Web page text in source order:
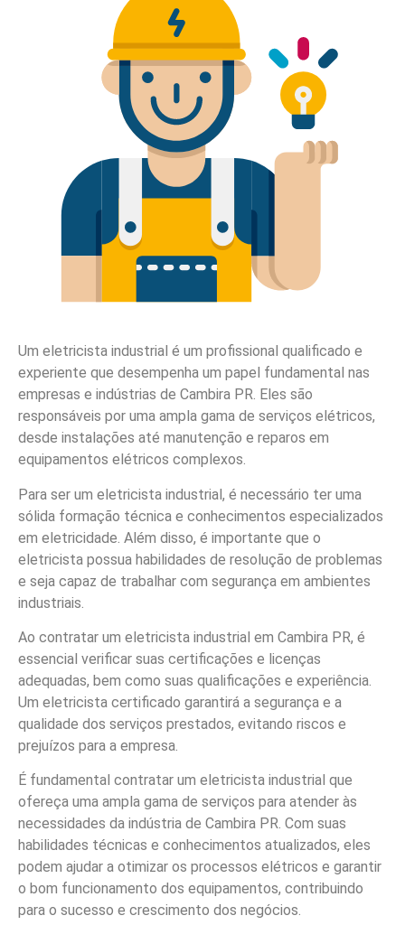
Um eletricista industrial é um profissional qualificado e
experiente que desempenha um papel fundamental nas
empresas e indústrias de Cambira PR. Eles são
responsáveis por uma ampla gama de serviços elétricos,
desde instalações até manutenção e reparos em
equipamentos elétricos complexos.
Para ser um eletricista industrial, é necessário ter uma
sólida formação técnica e conhecimentos especializados
em eletricidade. Além disso, é importante que o
eletricista possua habilidades de resolução de problemas
e seja capaz de trabalhar com segurança em ambientes
industriais.
Ao contratar um eletricista industrial em Cambira PR, é
essencial verificar suas certificações e licenças
adequadas, bem como suas qualificações e experiência.
Um eletricista certificado garantirá a segurança e a
qualidade dos serviços prestados, evitando riscos e
prejuízos para a empresa.
É fundamental contratar um eletricista industrial que
ofereça uma ampla gama de serviços para atender às
necessidades da indústria de Cambira PR. Com suas
habilidades técnicas e conhecimentos atualizados, eles
podem ajudar a otimizar os processos elétricos e garantir
o bom funcionamento dos equipamentos, contribuindo
para o sucesso e crescimento dos negócios.